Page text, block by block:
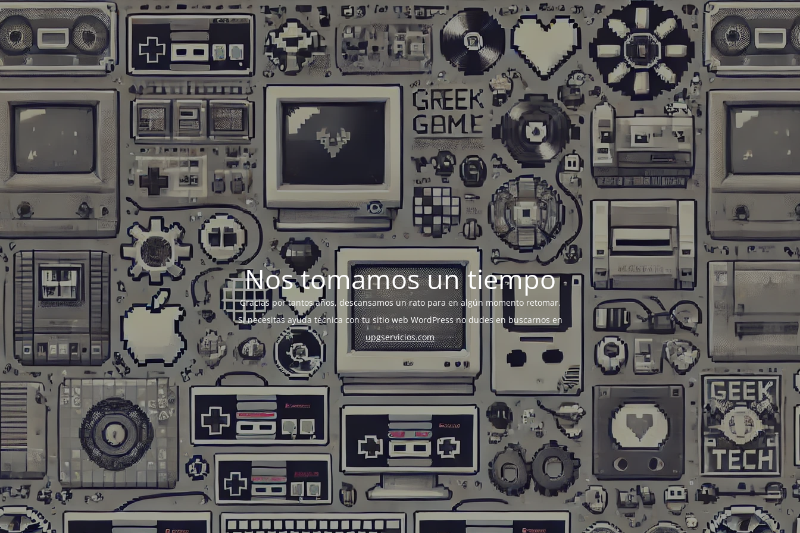
Nos tomamos un tiempo
Gracias por tantos años, descansamos un rato para en algún momento retomar.
Si necesitas ayuda técnica con tu sitio web WordPress no dudes en buscarnos en
upgservicios.com